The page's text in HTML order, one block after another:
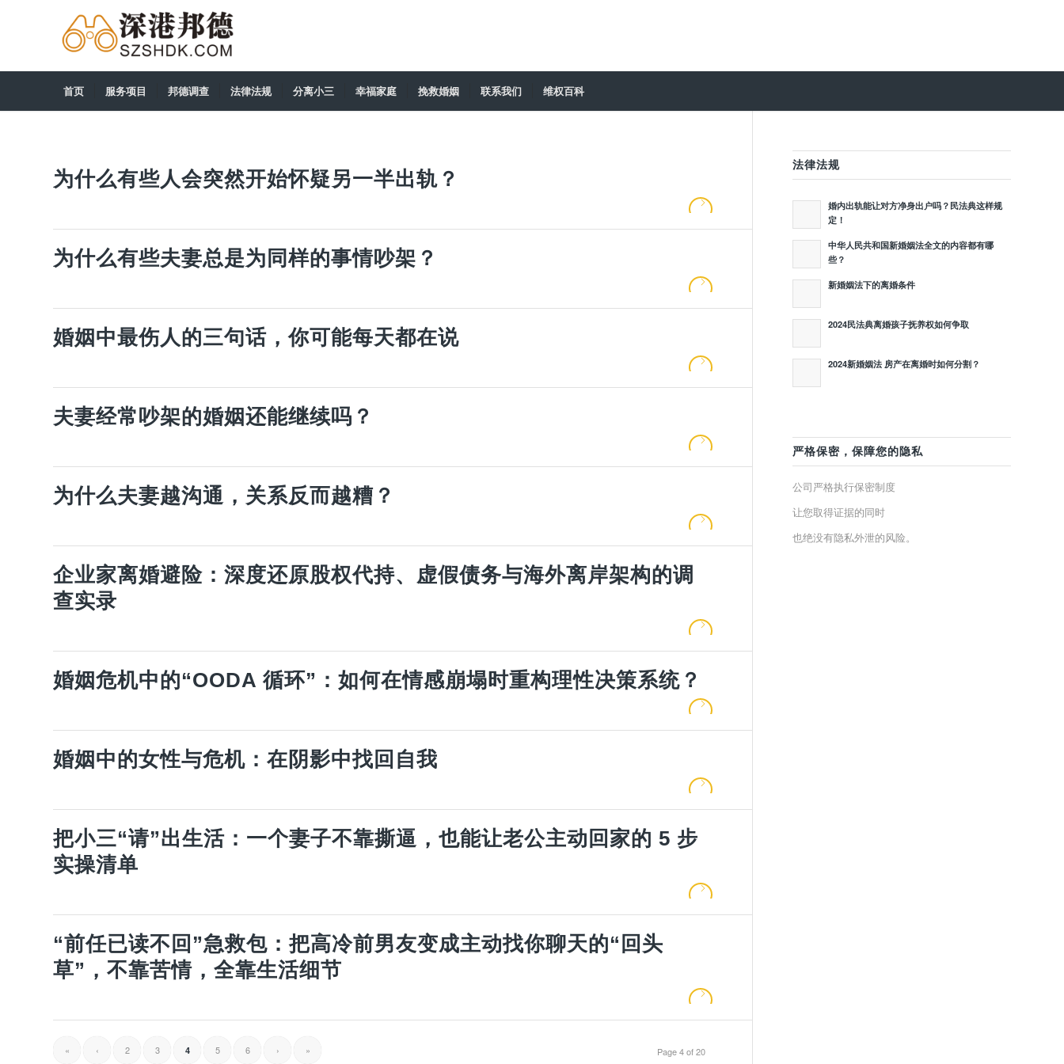
首页 服务项目 邦德调查 法律法规 分离小三 幸福家庭 挽救婚姻 联系我们 维权百科
为什么有些人会突然开始怀疑另一半出轨？
为什么有些夫妻总是为同样的事情吵架？
婚姻中最伤人的三句话，你可能每天都在说
夫妻经常吵架的婚姻还能继续吗？
为什么夫妻越沟通，关系反而越糟？
企业家离婚避险：深度还原股权代持、虚假债务与海外离岸架构的调
查实录
婚姻危机中的“OODA 循环”：如何在情感崩塌时重构理性决策系统？
婚姻中的女性与危机：在阴影中找回自我
把小三“请”出生活：一个妻子不靠撕逼，也能让老公主动回家的 5 步
实操清单
“前任已读不回”急救包：把高冷前男友变成主动找你聊天的“回头
草”，不靠苦情，全靠生活细节
Page 4 of 20
« ‹ 2 3 4 5 6 › »
法律法规
婚内出轨能让对方净身出户吗？民法典这样规
定！
中华人民共和国新婚姻法全文的内容都有哪
些？
新婚姻法下的离婚条件
2024民法典离婚孩子抚养权如何争取
2024新婚姻法 房产在离婚时如何分割？
严格保密，保障您的隐私
公司严格执行保密制度
让您取得证据的同时
也绝没有隐私外泄的风险。